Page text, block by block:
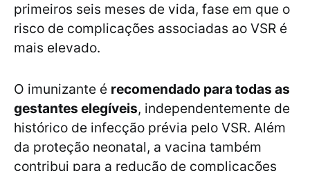
primeiros seis meses de vida, fase em que o
risco de complicações associadas ao VSR é
mais elevado.
O imunizante é recomendado para todas as
gestantes elegíveis, independentemente de
histórico de infecção prévia pelo VSR. Além
da proteção neonatal, a vacina também
contribui para a redução de complicações